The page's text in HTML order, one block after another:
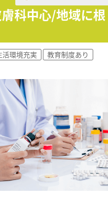
科中心/地域に根
活環境充実
教育制度あり